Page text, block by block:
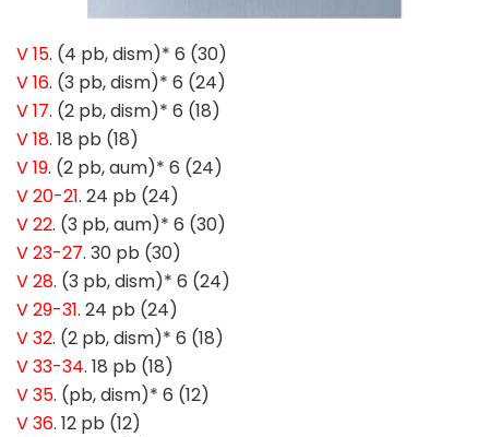
V 15. (4 pb, dism)* 6 (30)
V 16. (3 pb, dism)* 6 (24)
V 17. (2 pb, dism)* 6 (18)
V 18. 18 pb (18)
V 19. (2 pb, aum)* 6 (24)
V 20-21. 24 pb (24)
V 22. (3 pb, aum)* 6 (30)
V 23-27. 30 pb (30)
V 28. (3 pb, dism)* 6 (24)
V 29-31. 24 pb (24)
V 32. (2 pb, dism)* 6 (18)
V 33-34. 18 pb (18)
V 35. (pb, dism)* 6 (12)
V 36. 12 pb (12)